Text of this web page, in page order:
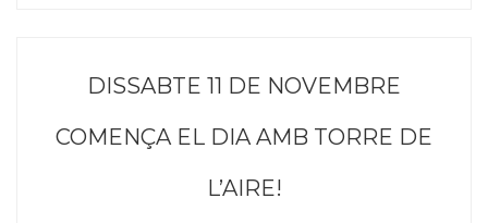
DISSABTE 11 DE NOVEMBRE
COMENÇA EL DIA AMB TORRE DE
L’AIRE!